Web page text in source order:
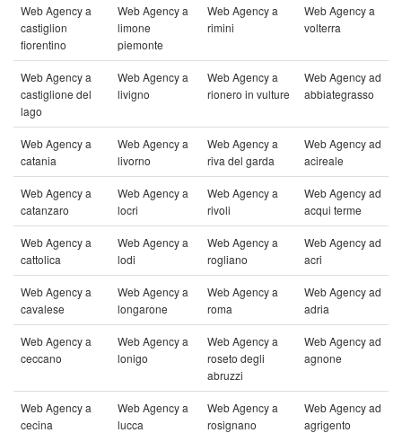
Web Agency a
castiglion
fiorentino
Web Agency a
limone
piemonte
Web Agency a
rimini
Web Agency a
volterra
Web Agency a
castiglione del
lago
Web Agency a
livigno
Web Agency a
rionero in vulture
Web Agency ad
abbiategrasso
Web Agency a
catania
Web Agency a
livorno
Web Agency a
riva del garda
Web Agency ad
acireale
Web Agency a
catanzaro
Web Agency a
locri
Web Agency a
rivoli
Web Agency ad
acqui terme
Web Agency a
cattolica
Web Agency a
lodi
Web Agency a
rogliano
Web Agency ad
acri
Web Agency a
cavalese
Web Agency a
longarone
Web Agency a
roma
Web Agency ad
adria
Web Agency a
ceccano
Web Agency a
lonigo
Web Agency a
roseto degli
abruzzi
Web Agency ad
agnone
Web Agency a
cecina
Web Agency a
lucca
Web Agency a
rosignano
Web Agency ad
agrigento